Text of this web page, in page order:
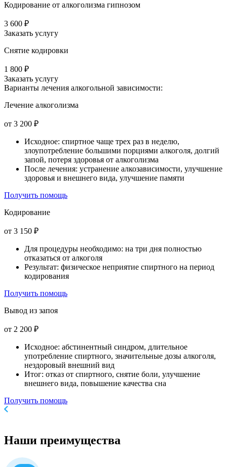
Кодирование от алкоголизма гипнозом
3 600 ₽
Заказать услугу
Снятие кодировки
1 800 ₽
Заказать услугу
Варианты лечения алкогольной зависимости:
Лечение алкоголизма
от 3 200 ₽
Исходное: спиртное чаще трех раз в неделю,
злоупотребление большими порциями алкоголя, долгий
запой, потеря здоровья от алкоголизма
После лечения: устранение алкозависимости, улучшение
здоровья и внешнего вида, улучшение памяти
Получить помощь
Кодирование
от 3 150 ₽
Для процедуры необходимо: на три дня полностью
отказаться от алкоголя
Результат: физическое неприятие спиртного на период
кодирования
Получить помощь
Вывод из запоя
от 2 200 ₽
Исходное: абстинентный синдром, длительное
употребление спиртного, значительные дозы алкоголя,
нездоровый внешний вид
Итог: отказ от спиртного, снятие боли, улучшение
внешнего вида, повышение качества сна
Получить помощь
Наши преимущества